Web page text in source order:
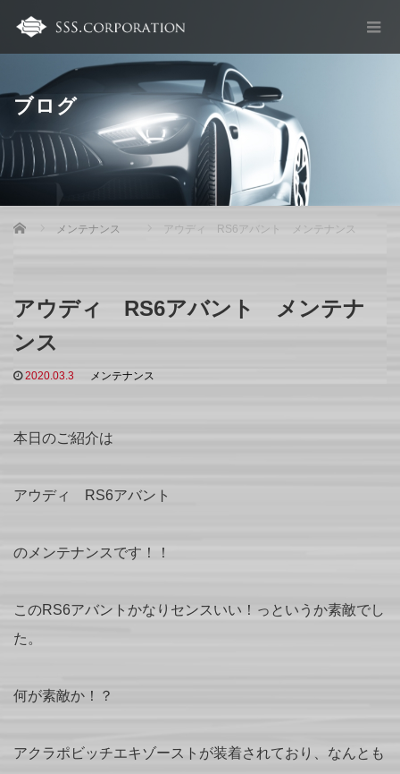
ブログ
Home メンテナンス アウディ RS6アバント メンテナンス
アウディ RS6アバント メンテナ
ンス
2020.03.3 メンテナンス
本日のご紹介は
アウディ RS6アバント
のメンテナンスです！！
このRS6アバントかなりセンスいい！っというか素敵でし
た。
何が素敵か！？
アクラポビッチエキゾーストが装着されており、なんとも